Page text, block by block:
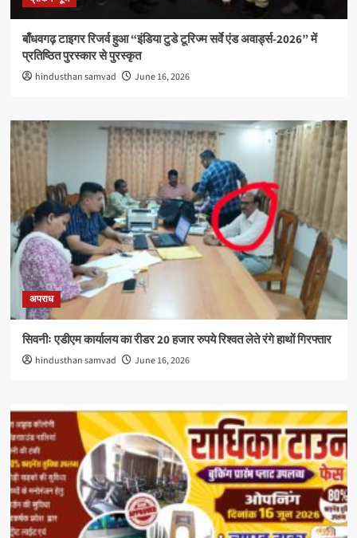
बाँधवगढ़ टाइगर रिजर्व हुआ “इंडिया टुडे टूरिज्म सर्वे एंड अवार्ड्स-2026” में
प्रतिष्ठित पुरस्कार से पुरस्कृत
hindusthan samvad June 16, 2026
अपराध
सिवनीः एडीएम कार्यालय का रीडर 20 हजार रुपये रिश्वत लेते रंगे हाथों गिरफ्तार
hindusthan samvad June 16, 2026